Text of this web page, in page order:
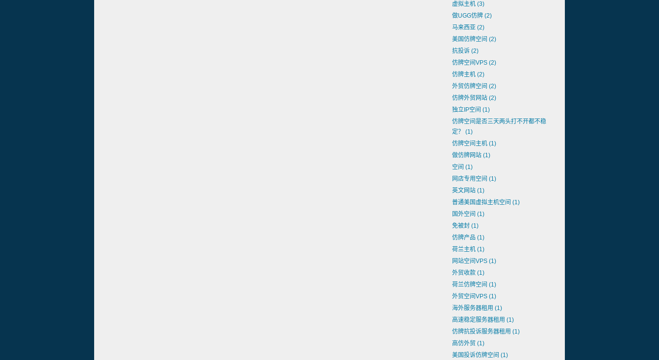
虚拟主机 (3)
做UGG仿牌 (2)
马来西亚 (2)
美国仿牌空间 (2)
抗投诉 (2)
仿牌空间VPS (2)
仿牌主机 (2)
外贸仿牌空间 (2)
仿牌外贸网站 (2)
独立IP空间 (1)
仿牌空间是否三天两头打不开都不稳
定？ (1)
仿牌空间主机 (1)
做仿牌网站 (1)
空间 (1)
网店专用空间 (1)
英文网站 (1)
普通美国虚拟主机空间 (1)
国外空间 (1)
免被封 (1)
仿牌产品 (1)
荷兰主机 (1)
网站空间VPS (1)
外贸收款 (1)
荷兰仿牌空间 (1)
外贸空间VPS (1)
海外服务器租用 (1)
高速稳定服务器租用 (1)
仿牌抗投诉服务器租用 (1)
高仿外贸 (1)
美国投诉仿牌空间 (1)